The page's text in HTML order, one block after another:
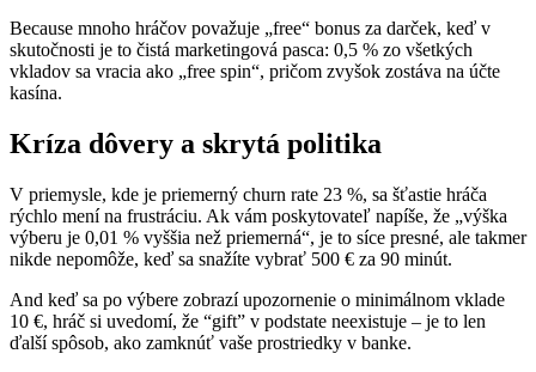
Because mnoho hráčov považuje „free“ bonus za darček, keď v
skutočnosti je to čistá marketingová pasca: 0,5 % zo všetkých
vkladov sa vracia ako „free spin“, pričom zvyšok zostáva na účte
kasína.
Kríza dôvery a skrytá politika
V priemysle, kde je priemerný churn rate 23 %, sa šťastie hráča
rýchlo mení na frustráciu. Ak vám poskytovateľ napíše, že „výška
výberu je 0,01 % vyššia než priemerná“, je to síce presné, ale takmer
nikde nepomôže, keď sa snažíte vybrať 500 € za 90 minút.
And keď sa po výbere zobrazí upozornenie o minimálnom vklade
10 €, hráč si uvedomí, že “gift” v podstate neexistuje – je to len
ďalší spôsob, ako zamknúť vaše prostriedky v banke.